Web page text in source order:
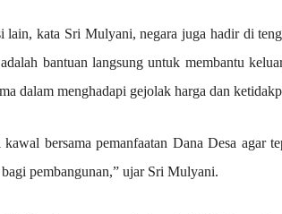
lain, kata Sri Mulyani, negara juga hadir di
bantuan langsung untuk membantu
dalam menghadapi gejolak harga dan
kawal bersama pemanfaatan Dana Desa agar
pembangunan,” ujar Sri Mulyani.